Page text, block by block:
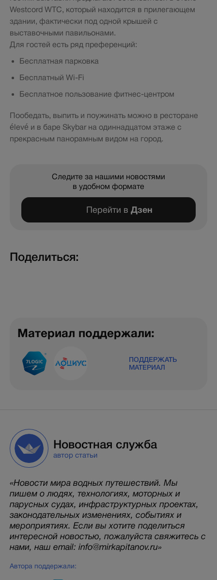
Westcord WTC, который находится в прилегающем
здании, фактически под одной крышей с
выставочными павильонами.
Для гостей есть ряд преференций:
Бесплатная парковка
Бесплатный Wi-Fi
Бесплатное пользование фитнес-центром
Пообедать, выпить и поужинать можно в ресторане
élevé и в баре Skybar на одиннадцатом этаже с
прекрасным панорамным видом на город.
Следите за нашими новостями
в удобном формате
Перейти в Дзен
Поделиться:
Материал поддержали:
ПОДДЕРЖАТЬ
МАТЕРИАЛ
Новостная служба
автор статьи
«Новости мира водных путешествий. Мы
пишем о людях, технологиях, моторных и
парусных судах, инфраструктурных проектах,
законодательных изменениях, событиях и
мероприятиях. Если вы хотите поделиться
интересной новостью, пожалуйста свяжитесь с
нами, наш email: info@mirkapitanov.ru»
Автора поддержали: